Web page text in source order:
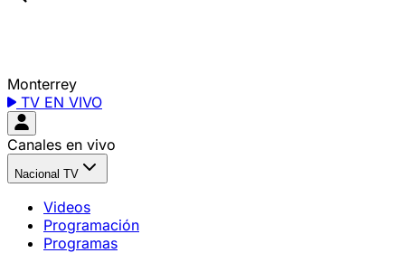
Monterrey
TV EN VIVO
Canales en vivo
Nacional TV
Videos
Programación
Programas